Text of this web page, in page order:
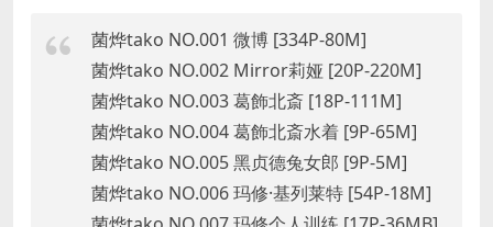
菌烨tako NO.001 微博 [334P-80M]
菌烨tako NO.002 Mirror莉娅 [20P-220M]
菌烨tako NO.003 葛飾北斎 [18P-111M]
菌烨tako NO.004 葛飾北斎水着 [9P-65M]
菌烨tako NO.005 黑贞德兔女郎 [9P-5M]
菌烨tako NO.006 玛修·基列莱特 [54P-18M]